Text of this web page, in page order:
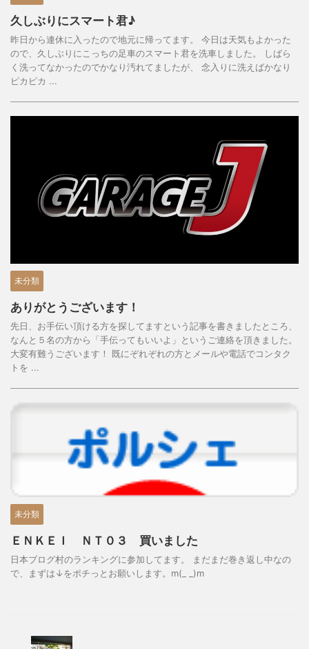
久しぶりにスマート君♪
昨日から連休に入ったので地元に帰ってます。 今日は天気もよかった
ので、久しぶりにこっちの足車のスマート君を洗車しました。 しばら
く洗ってなかったのでかなり汚れてましたが、 念入りに洗えばかなり
ピカピカ ...
未分類
ありがとうございます！
先日、お手伝い頂ける方を探してますという記事を書きましたところ、
なんと５名の方から「手伝ってもいいよ」というご連絡を頂きました。
大変有難うございます！ 既にぞれぞれの方とメールや電話でコンタク
トを ...
未分類
ＥＮＫＥＩ ＮＴ０３ 買いました
日本ブログ村のランキングに参加してます。 まだまだ巻き返し中なの
で、まずは↓をポチっとお願いします。m(_ _)m